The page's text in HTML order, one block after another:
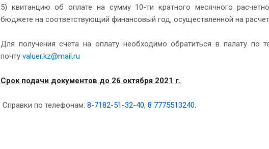
5) квитанцию об оплате на сумму 10-ти кратного месячного
бюджете на соответствующий финансовый год, осуществленной на
Для получения счета на оплату необходимо обратиться в палату по
почту valuer.kz@mail.ru
Срок подачи документов до 26 октября 2021 г.
Справки по телефонам: 8-7182-51-32-40, 8 7775513240.